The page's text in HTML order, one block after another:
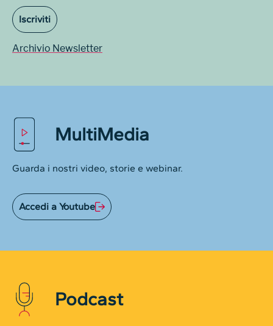
Iscriviti
Archivio Newsletter
MultiMedia
Guarda i nostri video, storie e webinar.
Accedi a Youtube
Podcast